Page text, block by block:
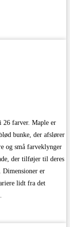
26 farver. Maple er
bunke, der afslører
og små farveklynger
der tilføjer til deres
Dimensioner er
lidt fra det